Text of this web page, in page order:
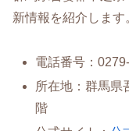
新情報を紹介します
電話番号：
所在地：群馬県
階